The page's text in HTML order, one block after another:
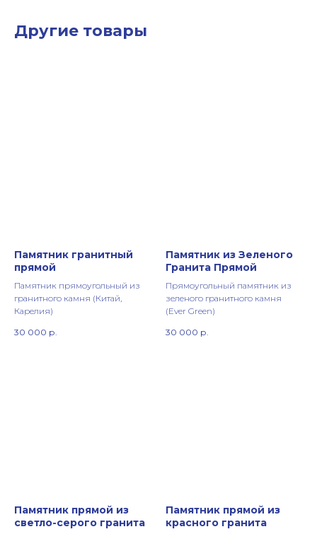
Другие товары
Памятник гранитный
прямой
Памятник прямоугольный из
гранитного камня (Китай,
Карелия)
30 000 р.
Памятник из Зеленого
Гранита Прямой
Прямоугольный памятник из
зеленого гранитного камня
(Ever Green)
30 000 р.
Памятник прямой из
светло-серого гранита
Памятник прямой из
красного гранита